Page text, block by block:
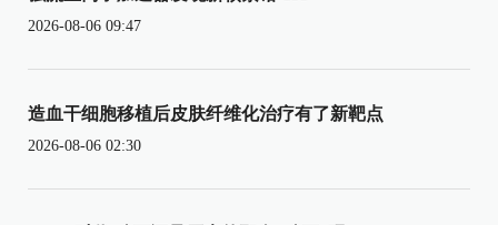
2026-08-06 09:47
造血干细胞移植后皮肤纤维化治疗有了新靶点
2026-08-06 02:30